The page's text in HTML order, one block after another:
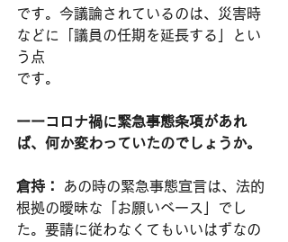
です。今議論されているのは、災害時
などに「議員の任期を延長する」とい
う点
です。
ーーコロナ禍に緊急事態条項があれ
ば、何か変わっていたのでしょうか。
倉持：
あの時の緊急事態宣言は、法的
根拠の曖昧な「お願いベース」でし
た。要請に従わなくてもいいはずなの